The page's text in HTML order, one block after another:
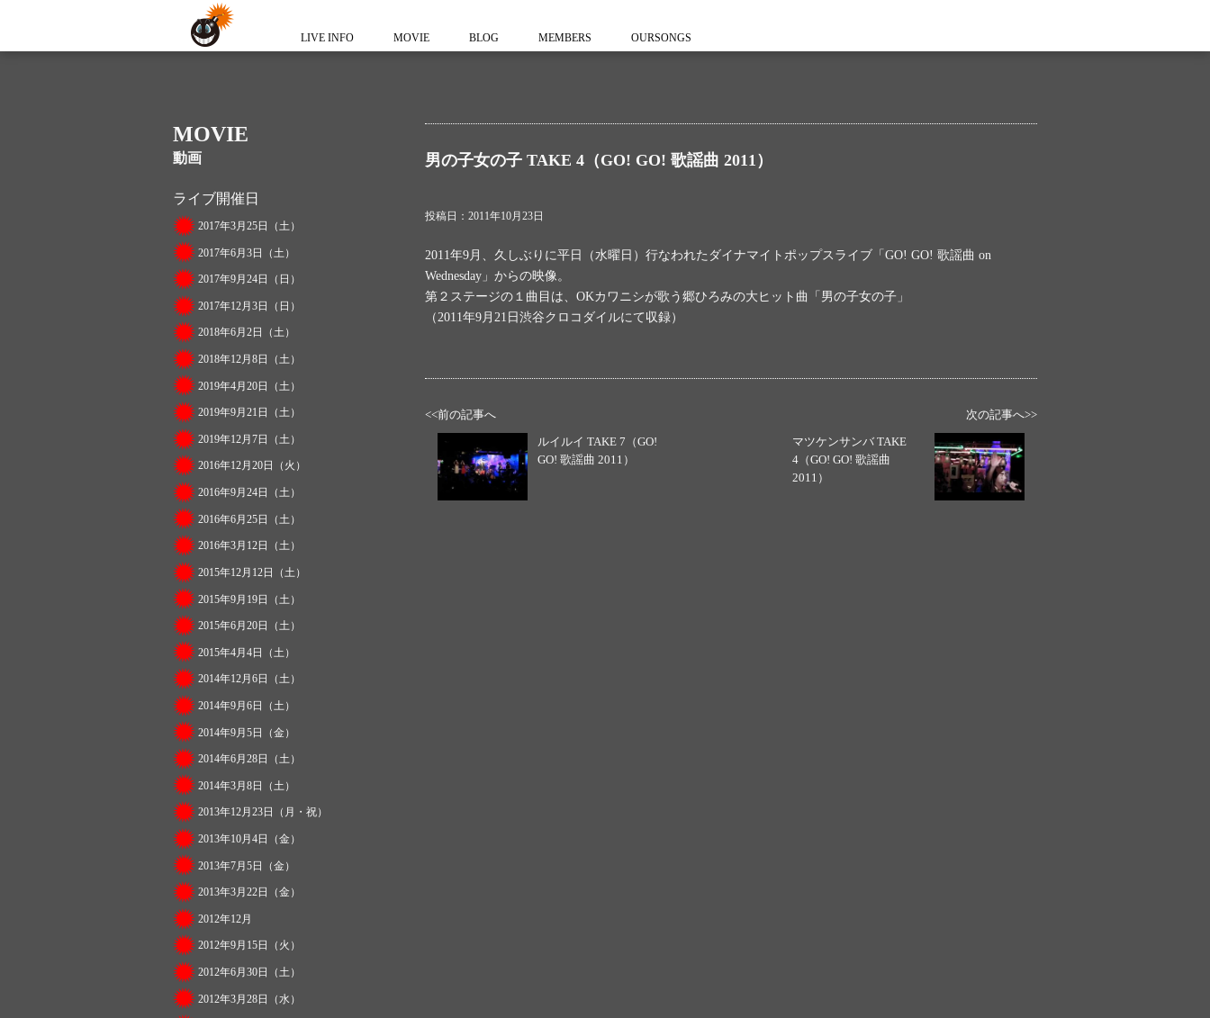
LIVE INFO MOVIE BLOG MEMBERS OURSONGS
MOVIE
動画
ライブ開催日
2017年3月25日（土）
2017年6月3日（土）
2017年9月24日（日）
2017年12月3日（日）
2018年6月2日（土）
2018年12月8日（土）
2019年4月20日（土）
2019年9月21日（土）
2019年12月7日（土）
2016年12月20日（火）
2016年9月24日（土）
2016年6月25日（土）
2016年3月12日（土）
2015年12月12日（土）
2015年9月19日（土）
2015年6月20日（土）
2015年4月4日（土）
2014年12月6日（土）
2014年9月6日（土）
2014年9月5日（金）
2014年6月28日（土）
2014年3月8日（土）
2013年12月23日（月・祝）
2013年10月4日（金）
2013年7月5日（金）
2013年3月22日（金）
2012年12月
2012年9月15日（火）
2012年6月30日（土）
2012年3月28日（水）
男の子女の子 TAKE 4（GO! GO! 歌謡曲 2011）
投稿日：2011年10月23日
2011年9月、久しぶりに平日（水曜日）行なわれたダイナマイトポップスライブ「GO! GO! 歌謡曲 on
Wednesday」からの映像。
第２ステージの１曲目は、OKカワニシが歌う郷ひろみの大ヒット曲「男の子女の子」
（2011年9月21日渋谷クロコダイルにて収録）
<<前の記事へ
ルイルイ TAKE 7（GO!
GO! 歌謡曲 2011）
次の記事へ>>
マツケンサンバ TAKE
4（GO! GO! 歌謡曲
2011）